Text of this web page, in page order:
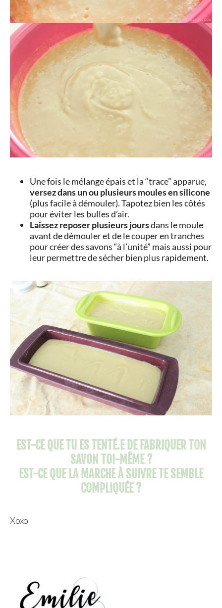
Une fois le mélange épais et la “trace” apparue,
versez dans un ou plusieurs moules en silicone
(plus facile à démouler). Tapotez bien les côtés
pour éviter les bulles d’air.
Laissez reposer plusieurs joursdans le moule
avant de démouler et de le couper en tranches
pour créer des savons “à l’unité” mais aussi pour
leur permettre de sécher bien plus rapidement.
EST-CE QUE TU ES TENTÉ.E DE FABRIQUER TON
SAVON TOI-MÊME ?
EST-CE QUE LA MARCHE À SUIVRE TE SEMBLE
COMPLIQUÉE ?
Xoxo